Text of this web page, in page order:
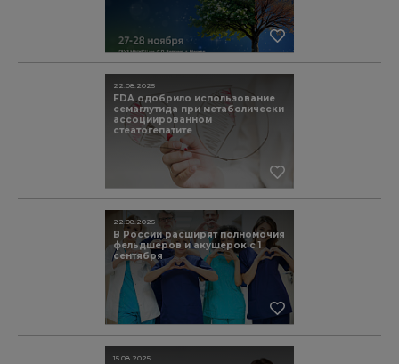
FDA одобрило использование
семаглутида при метаболически
ассоциированном
стеатогепатите
22.08.2025
В России расширят полномочия
фельдшеров и акушерок с 1
сентября
22.08.2025
15.08.2025